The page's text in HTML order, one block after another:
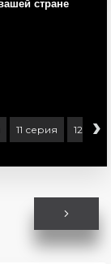
11 серия 12 ›